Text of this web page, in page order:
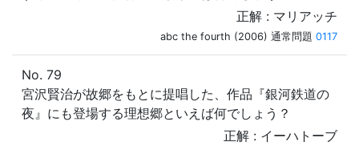
正解 : マリアッチ
abc the fourth (2006) 通常問題 0117
No. 79
宮沢賢治が故郷をもとに提唱した、作品『銀河鉄道の
夜』にも登場する理想郷といえば何でしょう？
正解 : イーハトーブ